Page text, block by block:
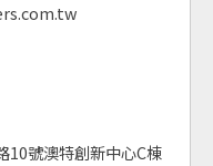
10號澳特創新中心C棟